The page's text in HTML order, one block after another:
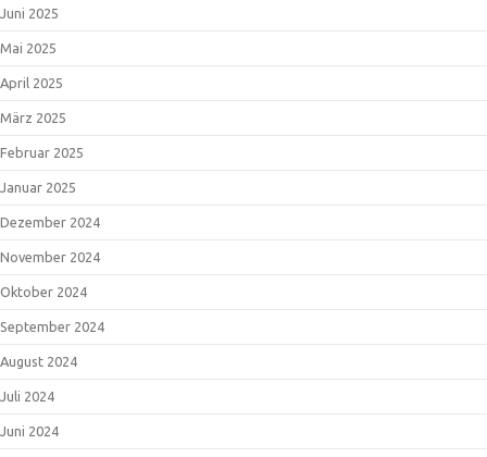
Juni 2025
Mai 2025
April 2025
März 2025
Februar 2025
Januar 2025
Dezember 2024
November 2024
Oktober 2024
September 2024
August 2024
Juli 2024
Juni 2024